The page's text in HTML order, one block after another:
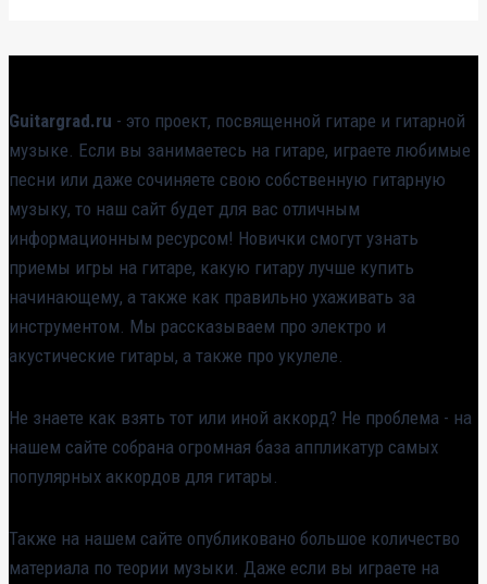
Guitargrad.ru - это проект, посвященной гитаре и гитарной
музыке. Если вы занимаетесь на гитаре, играете любимые
песни или даже сочиняете свою собственную гитарную
музыку, то наш сайт будет для вас отличным
информационным ресурсом! Новички смогут узнать
приемы игры на гитаре, какую гитару лучше купить
начинающему, а также как правильно ухаживать за
инструментом. Мы рассказываем про электро и
акустические гитары, а также про укулеле.
Не знаете как взять тот или иной аккорд? Не проблема - на
нашем сайте собрана огромная база аппликатур самых
популярных аккордов для гитары.
Также на нашем сайте опубликовано большое количество
материала по теории музыки. Даже если вы играете на